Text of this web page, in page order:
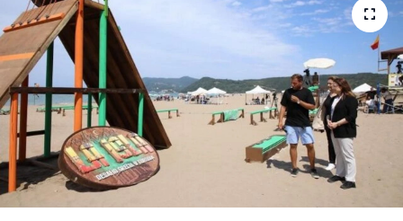
Magazin
Medya
Sağlık
Sinema
Haber Arşivi